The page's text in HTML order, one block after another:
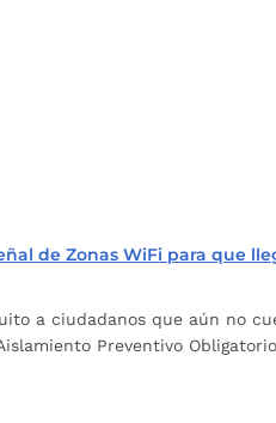
de Zonas WiFi para que
a ciudadanos que aún no
Preventivo